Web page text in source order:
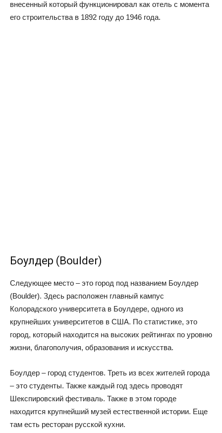
внесенный который функционировал как отель с момента
его строительства в 1892 году до 1946 года.
Боулдер (Boulder)
Следующее место – это город под названием Боулдер
(Boulder). Здесь расположен главный кампус
Колорадского университета в Боулдере, одного из
крупнейших университетов в США. По статистике, это
город, который находится на высоких рейтингах по уровню
жизни, благополучия, образования и искусства.
Боулдер – город студентов. Треть из всех жителей города
– это студенты. Также каждый год здесь проводят
Шекспировский фестиваль. Также в этом городе
находится крупнейший музей естественной истории. Еще
там есть ресторан русской кухни.